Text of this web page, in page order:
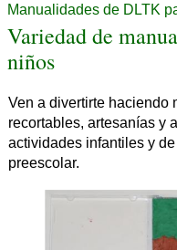
Manualidades de DLTK
Variedad de
niños
Ven a divertirte haciendo
recortables, artesanías y
actividades infantiles y
preescolar.